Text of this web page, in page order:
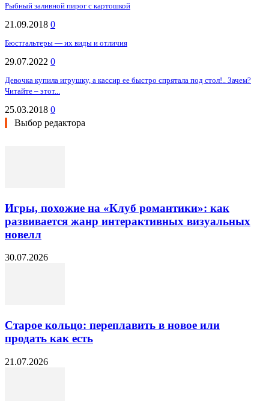
Рыбный заливной пирог с картошкой
21.09.2018 0
Бюстгальтеры — их виды и отличия
29.07.2022 0
Девочка купила игрушку, а кассир ее быстро спрятала под стол!.. Зачем?
Читайте – этот...
25.03.2018 0
Выбор редактора
Игры, похожие на «Клуб романтики»: как
развивается жанр интерактивных визуальных
новелл
30.07.2026
Старое кольцо: переплавить в новое или
продать как есть
21.07.2026